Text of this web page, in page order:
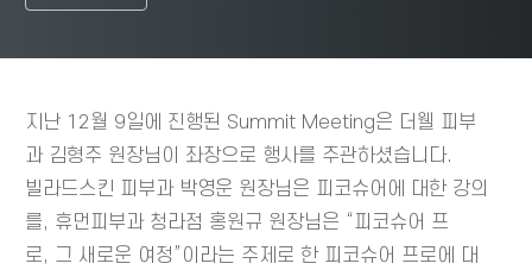
지난 12월 9일에 진행된 Summit Meeting은 더웰
피부
과 김형주 원장님이 좌장으로 행사를 주관하셨습니다.
빌라드스킨
피부과 박영운 원장님은 피코슈어에 대한 강의
를, 휴먼피부과 청라점 홍원규 원장님은 “피코슈어 프
로, 그 새로운 여정”이라는 주제로 한 피코슈어 프로에
대